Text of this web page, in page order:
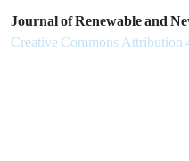
Journal of Renewable and
Creative Commons Attribution